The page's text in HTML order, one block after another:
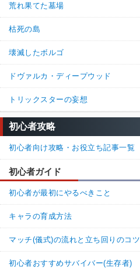
荒れ果てた墓場
枯死の島
壊滅したボルゴ
ドヴァルカ・ディープウッド
トリックスターの妄想
初心者攻略
初心者向け攻略・お役立ち記事一覧
初心者ガイド
初心者が最初にやるべきこと
キャラの育成方法
マッチ(儀式)の流れと立ち回りのコツ
初心者おすすめサバイバー(生存者)